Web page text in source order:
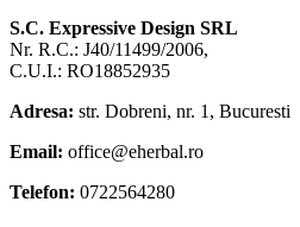
S.C. Expressive Design SRL
Nr. R.C.: J40/11499/2006,
C.U.I.: RO18852935
Adresa: str. Dobreni, nr. 1, Bucuresti
Email: office@eherbal.ro
Telefon: 0722564280